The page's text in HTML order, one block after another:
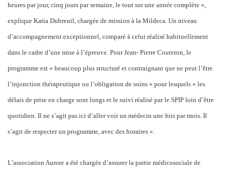
heures par jour, cinq jours par semaine, le tout sur une année complète »,
explique Katia Dubreuil, chargée de mission à la Mildeca. Un niveau
d’accompagnement exceptionnel, comparé à celui réalisé habituellement
dans le cadre d’une mise à l’épreuve. Pour Jean- Pierre Couteron, le
programme est « beaucoup plus structuré et contraignant que ne peut l’être
l’injonction thérapeutique ou l’obligation de soins » pour lesquels « les
délais de prise en charge sont longs et le suivi réalisé par le SPIP loin d’être
quotidien. Il ne s’agit pas ici d’aller voir un médecin une fois par mois. Il
s’agit de respecter un programme, avec des horaires ».
L’association Aurore a été chargée d’assurer la partie médicosociale de